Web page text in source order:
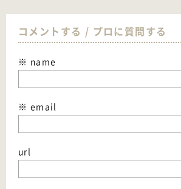
コメントする / プロに質問する
※ name
※ email
url